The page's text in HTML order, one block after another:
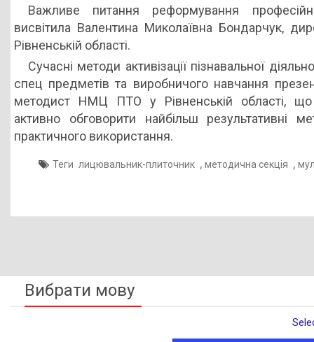
та
виробничого
Важливе питання реформування
висвітила Валентина Миколаївна Бондарчук,
Рівненській області.
Сучасні методи активізації пізнавальної
спец предметів та виробничого навчання
методист НМЦ ПТО у Рівненській області,
активно обговорити найбільш результативні
практичного використання.
Теги лицювальник-плиточник , методична секція ,
Вибрати мову